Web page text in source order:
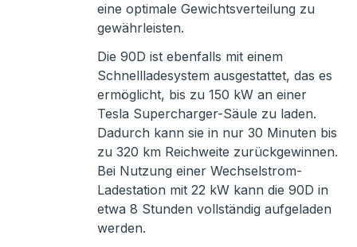
eine optimale Gewichtsverteilung zu
gewährleisten.
Die 90D ist ebenfalls mit einem
Schnellladesystem ausgestattet, das es
ermöglicht, bis zu 150 kW an einer
Tesla Supercharger-Säule zu laden.
Dadurch kann sie in nur 30 Minuten bis
zu 320 km Reichweite zurückgewinnen.
Bei Nutzung einer Wechselstrom-
Ladestation mit 22 kW kann die 90D in
etwa 8 Stunden vollständig aufgeladen
werden.